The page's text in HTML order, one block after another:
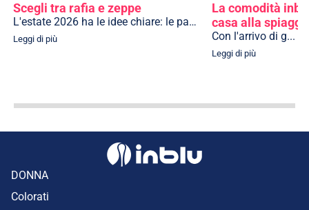
Scegli tra rafia e zeppe
L'estate 2026 ha le idee chiare: le passerel...
Leggi di più
La comodità
casa alla
Con l'arrivo di g...
Leggi di più
DONNA
Colorati